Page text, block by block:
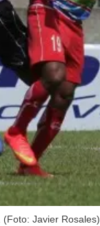
Javier Rosales)